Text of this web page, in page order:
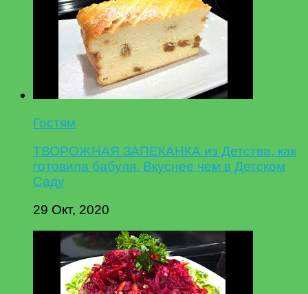
Гостям
ТВОРОЖНАЯ ЗАПЕКАНКА из Детства, как
готовила бабуля. Вкуснее чем в Детском
Саду
29 Окт, 2020